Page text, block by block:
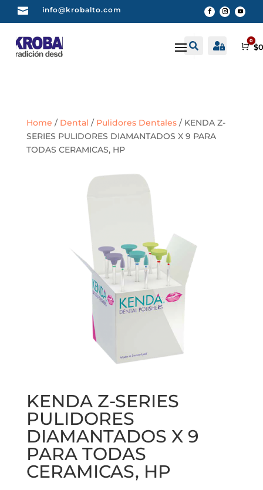
 info@krobalto.com
 Buscar
 Cuenta
0
$
Home / Dental / Pulidores Dentales/ KENDA Z-
SERIES PULIDORES DIAMANTADOS X 9 PARA
TODAS CERAMICAS, HP
KENDA Z-SERIES
PULIDORES
DIAMANTADOS X 9
PARA TODAS
CERAMICAS, HP